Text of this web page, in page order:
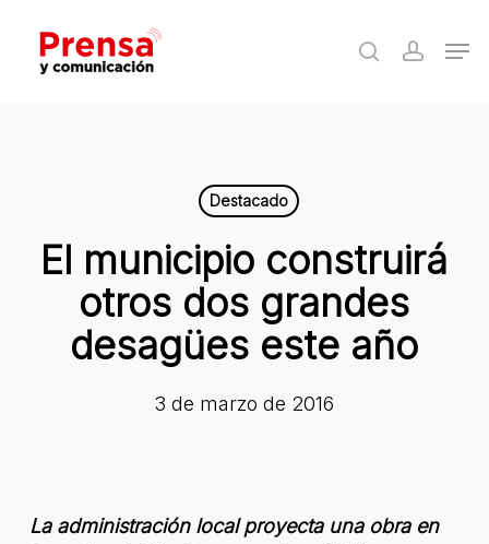
main
search
Destacado
El municipio construirá
otros dos grandes
desagües este año
3 de marzo de 2016
La administración local proyecta una obra en